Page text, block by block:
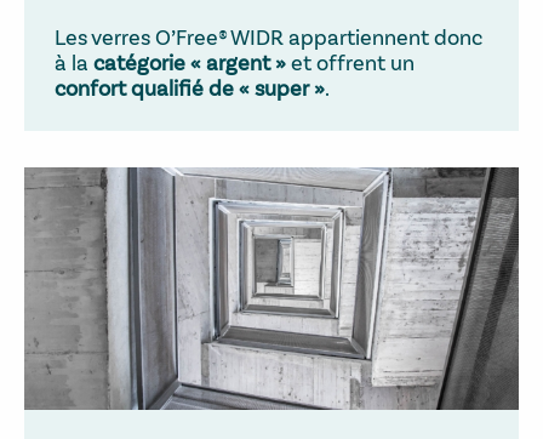
Les verres O’Free® WIDR appartiennent donc
à la catégorie « argent »et offrent un
confort qualifié de « super ».